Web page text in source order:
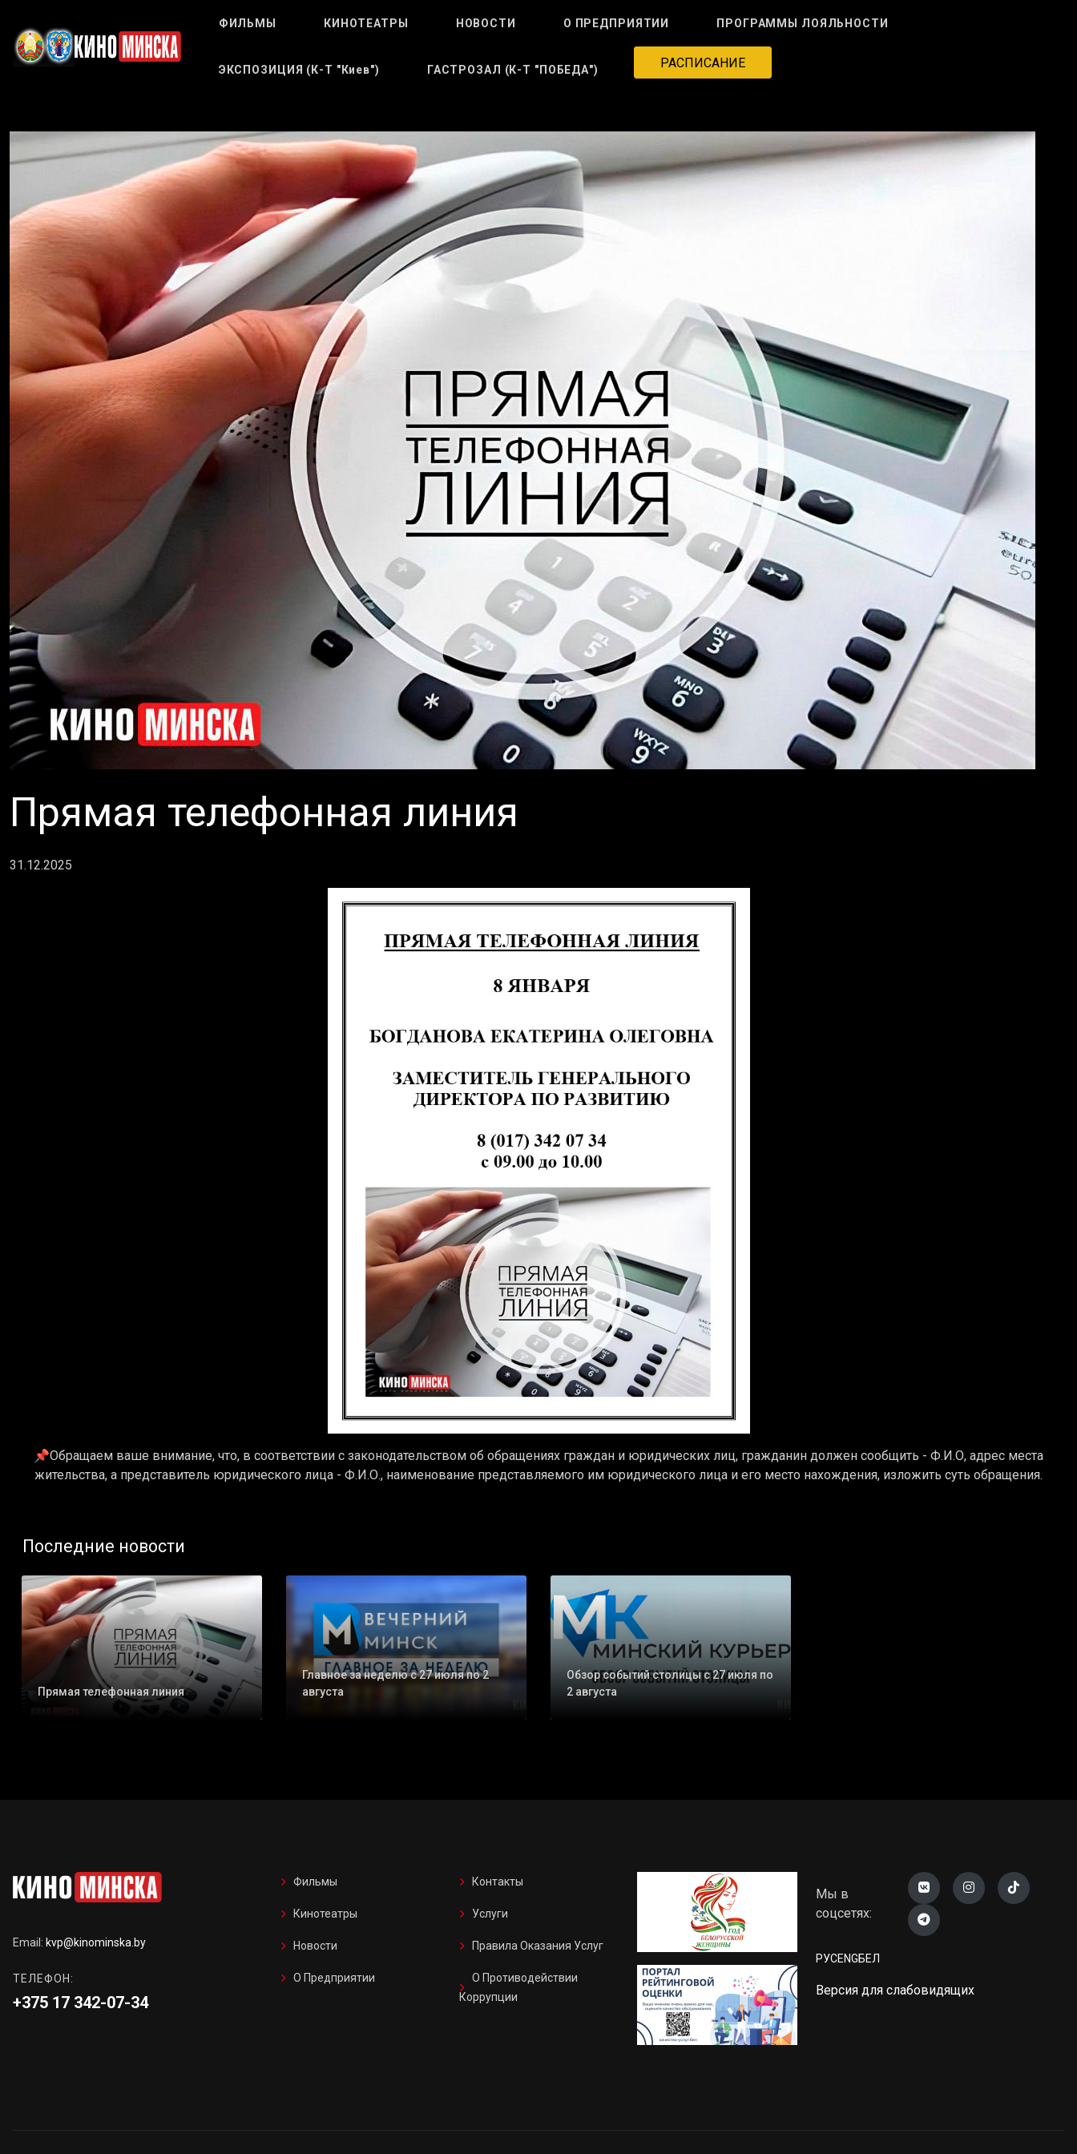
ФИЛЬМЫ КИНОТЕАТРЫ НОВОСТИ О ПРЕДПРИЯТИИ ПРОГРАММЫ ЛОЯЛЬНОСТИ
ЭКСПОЗИЦИЯ (к-Т "Киев") ГАСТРОЗАЛ (к-Т "ПОБЕДА") РАСПИСАНИЕ
Прямая телефонная линия
31.12.2025
📌Обращаем ваше внимание, что, в соответствии с законодательством об обращениях граждан и юридических лиц, гражданин должен сообщить - Ф.И.О, адрес места
жительства, а представитель юридического лица - Ф.И.О., наименование представляемого им юридического лица и его место нахождения, изложить суть обращения.
Последние новости
Прямая телефонная линия
Главное за неделю с 27 июля по 2
августа
Обзор событий столицы с 27 июля по
2 августа
Email: kvp@kinominska.by
ТЕЛЕФОН:
+375 17 342-07-34
Фильмы
Кинотеатры
Новости
О Предприятии
Контакты
Услуги
Правила Оказания Услуг
О Противодействии
Коррупции
Мы в
соцсетях:
РУСENGБЕЛ
Версия для слабовидящих